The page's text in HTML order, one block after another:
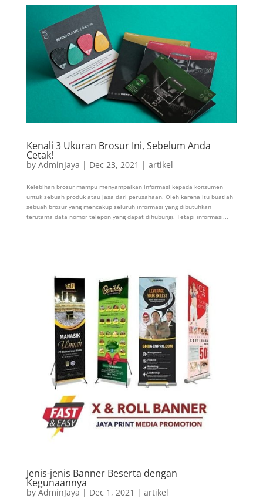
Kenali 3 Ukuran Brosur Ini, Sebelum Anda
Cetak!
by AdminJaya | Dec 23, 2021 | artikel
Kelebihan brosur mampu menyampaikan informasi kepada konsumen
untuk sebuah produk atau jasa dari perusahaan. Oleh karena itu buatlah
sebuah brosur yang mencakup seluruh informasi yang dibutuhkan
terutama data nomor telepon yang dapat dihubungi. Tetapi informasi...
Jenis-jenis Banner Beserta dengan
Kegunaannya
by AdminJaya | Dec 1, 2021 | artikel